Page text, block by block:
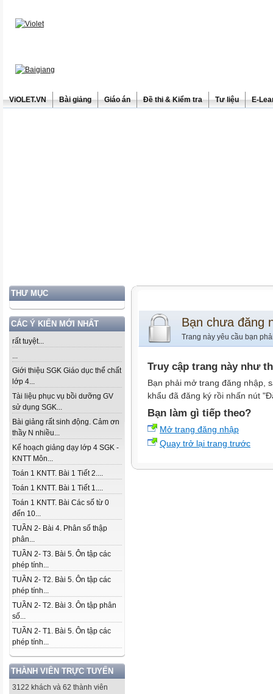
ViOLET.VN Bài giảng Giáo án Đề thi & Kiểm tra Tư liệu E-
THƯ MỤC
CÁC Ý KIẾN MỚI NHẤT
rất tuyệt...
...
Giới thiệu SGK Giáo dục thể chất
lớp 4...
Tài liệu phục vụ bồi dưỡng GV
sử dụng SGK...
Bài giảng rất sinh động. Cảm ơn
thầy N nhiều...
Kế hoạch giảng dạy lớp 4 SGK -
KNTT Môn...
Toán 1 KNTT. Bài 1 Tiết 2....
Toán 1 KNTT. Bài 1 Tiết 1....
Toán 1 KNTT. Bài Các số từ 0
đến 10...
TUẦN 2- Bài 4. Phân số thập
phân...
TUẦN 2- T3. Bài 5. Ôn tập các
phép tính...
TUẦN 2- T2. Bài 5. Ôn tập các
phép tính...
TUẦN 2- T2. Bài 3. Ôn tập phân
số...
TUẦN 2- T1. Bài 5. Ôn tập các
phép tính...
THÀNH VIÊN TRỰC TUYẾN
3122 khách và 62 thành viên
Bạn chưa đăng
Trang này yêu cầu bạn
Truy cập trang này như
Bạn phải mở trang đăng nhập,
khẩu đã đăng ký rồi nhấn nút
Bạn làm gì tiếp theo?
Mở trang đăng nhập
Quay trở lại trang trước